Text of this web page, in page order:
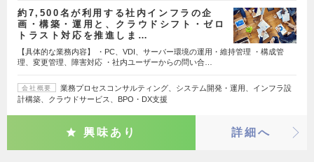
約7,500名が利用する社内インフラの企
画・構築・運用と、クラウドシフト・ゼロ
トラスト対応を推進しま…
【具体的な業務内容】 ・PC、VDI、サーバー環境の運用・維持管理 ・構成管
理、変更管理、障害対応 ・社内ユーザーからの問い合…
会社概要
業務プロセスコンサルティング、システム開発・運用、インフラ設
計構築、クラウドサービス、BPO・DX支援
興味あり 詳細へ